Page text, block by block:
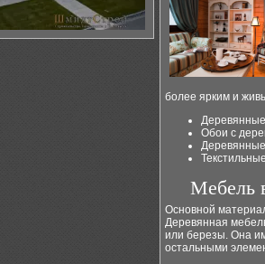
более ярким и
Деревянные
Обои с
Мебель
Основной
Деревянная
или березы. Она
остальными